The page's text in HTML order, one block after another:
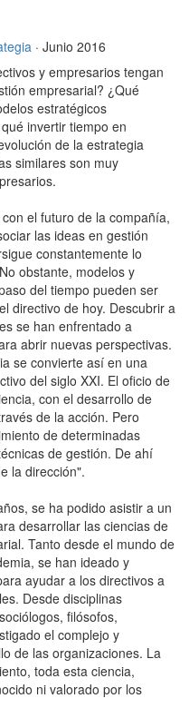
· Junio 2016
y empresarios tengan
empresarial? ¿Qué
estratégicos
invertir tiempo en
de la estrategia
similares son muy
el futuro de la compañía,
las ideas en gestión
constantemente lo
obstante, modelos y
del tiempo pueden ser
directivo de hoy. Descubrir a
se han enfrentado a
abrir nuevas perspectivas.
se convierte así en una
del siglo XXI. El oficio de
con el desarrollo de
de la acción. Pero
de determinadas
de gestión. De ahí
la dirección".
se ha podido asistir a un
desarrollar las ciencias de
Tanto desde el mundo de
se han ideado y
ayudar a los directivos a
Desde disciplinas
filósofos,
el complejo y
de las organizaciones. La
toda esta ciencia,
ni valorado por los